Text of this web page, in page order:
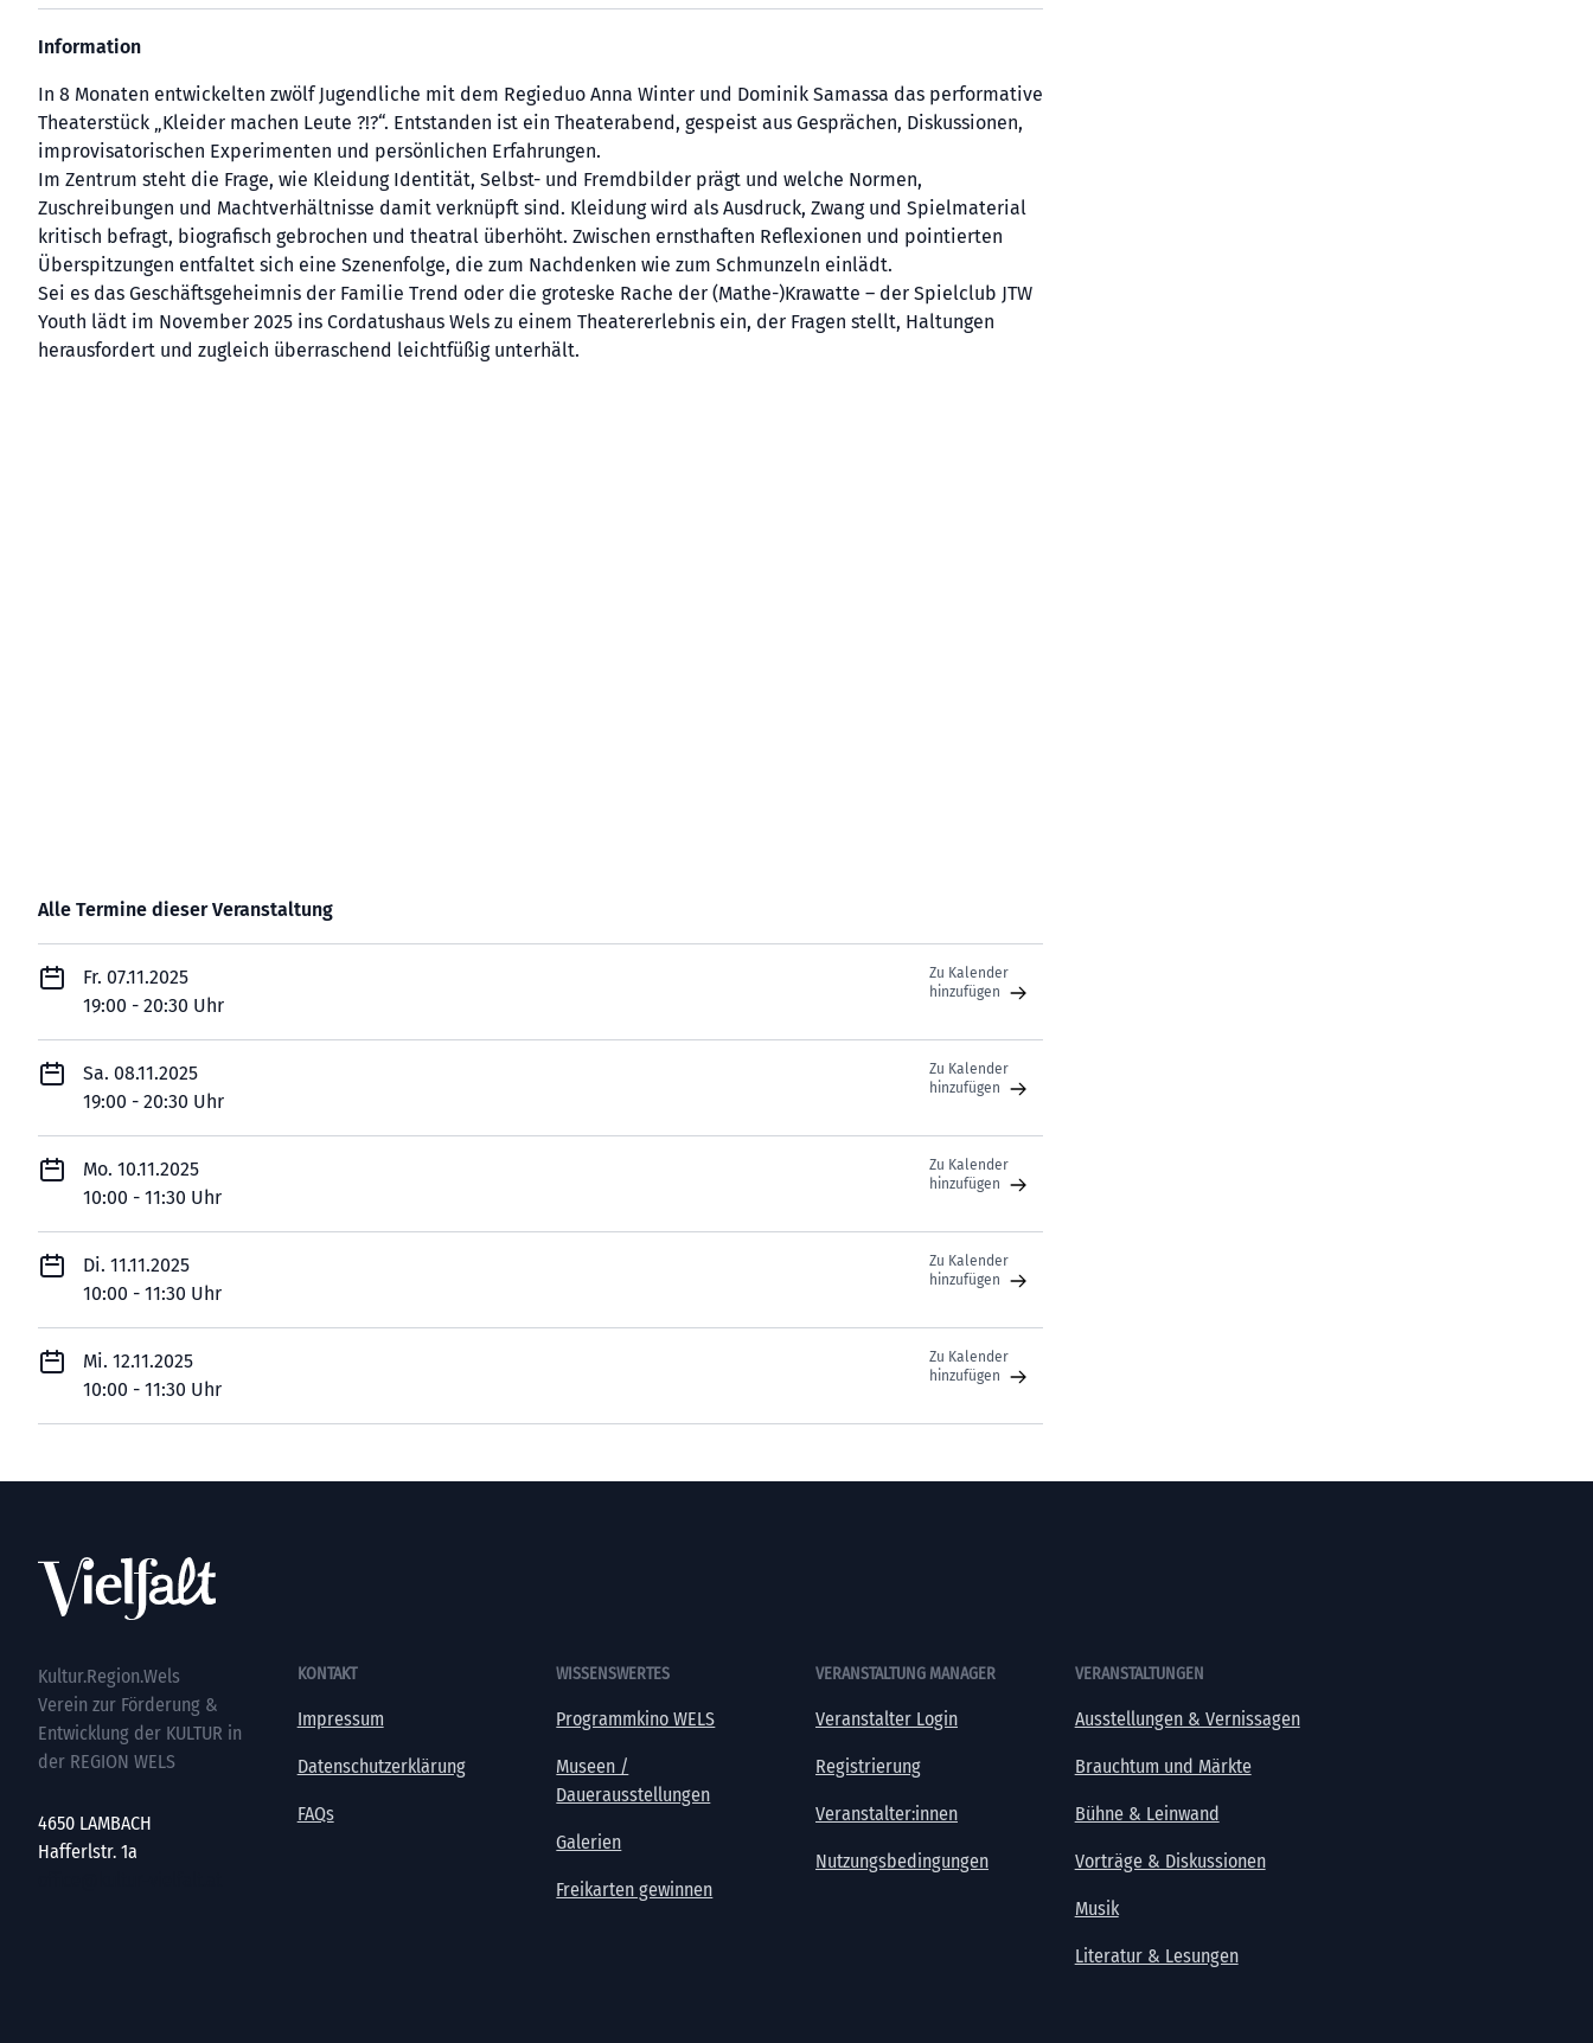
Information
In 8 Monaten entwickelten zwölf Jugendliche mit dem Regieduo Anna Winter und Dominik Samassa das performative
Theaterstück „Kleider machen Leute ?!?“. Entstanden ist ein Theaterabend, gespeist aus Gesprächen, Diskussionen,
improvisatorischen Experimenten und persönlichen Erfahrungen.
Im Zentrum steht die Frage, wie Kleidung Identität, Selbst- und Fremdbilder prägt und welche Normen,
Zuschreibungen und Machtverhältnisse damit verknüpft sind. Kleidung wird als Ausdruck, Zwang und Spielmaterial
kritisch befragt, biografisch gebrochen und theatral überhöht. Zwischen ernsthaften Reflexionen und pointierten
Überspitzungen entfaltet sich eine Szenenfolge, die zum Nachdenken wie zum Schmunzeln einlädt.
Sei es das Geschäftsgeheimnis der Familie Trend oder die groteske Rache der (Mathe-)Krawatte – der Spielclub JTW
Youth lädt im November 2025 ins Cordatushaus Wels zu einem Theatererlebnis ein, der Fragen stellt, Haltungen
herausfordert und zugleich überraschend leichtfüßig unterhält.
Alle Termine dieser Veranstaltung
Fr. 07.11.2025
19:00 - 20:30 Uhr
Zu Kalender
hinzufügen
Sa. 08.11.2025
19:00 - 20:30 Uhr
Zu Kalender
hinzufügen
Mo. 10.11.2025
10:00 - 11:30 Uhr
Zu Kalender
hinzufügen
Di. 11.11.2025
10:00 - 11:30 Uhr
Zu Kalender
hinzufügen
Mi. 12.11.2025
10:00 - 11:30 Uhr
Zu Kalender
hinzufügen
Kultur.Region.Wels
Verein zur Förderung &
Entwicklung der KULTUR in
der REGION WELS
4650 LAMBACH
Hafferlstr. 1a
KONTAKT
Impressum
Datenschutzerklärung
FAQs
WISSENSWERTES
Programmkino WELS
Museen /
Dauerausstellungen
Galerien
Freikarten gewinnen
VERANSTALTUNG MANAGER
Veranstalter Login
Registrierung
Veranstalter:innen
Nutzungsbedingungen
VERANSTALTUNGEN
Ausstellungen & Vernissagen
Brauchtum und Märkte
Bühne & Leinwand
Vorträge & Diskussionen
Musik
Literatur & Lesungen